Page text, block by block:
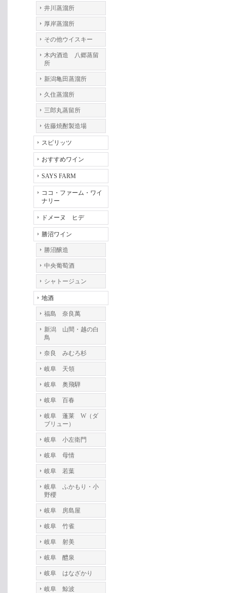
井川蒸溜所
厚岸蒸溜所
その他ウイスキー
木内酒造 八郷蒸留
所
新潟亀田蒸溜所
久住蒸溜所
三郎丸蒸留所
佐藤焼酎製造場
スピリッツ
おすすめワイン
SAYS FARM
ココ・ファーム・ワイ
ナリー
ドメーヌ ヒデ
勝沼ワイン
勝沼醸造
中央葡萄酒
シャトージュン
地酒
福島 奈良萬
新潟 山間・越の白
鳥
奈良 みむろ杉
岐阜 天領
岐阜 奥飛騨
岐阜 百春
岐阜 蓬莱 W（ダ
ブリュー）
岐阜 小左衛門
岐阜 母情
岐阜 若葉
岐阜 ふかもり・小
野櫻
岐阜 房島屋
岐阜 竹雀
岐阜 射美
岐阜 醴泉
岐阜 はなざかり
岐阜 鯨波